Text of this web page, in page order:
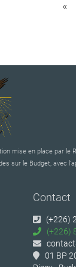
«
mise en place par le
sur le Budget, avec
Contact
(+226)
(+226)
01 BP